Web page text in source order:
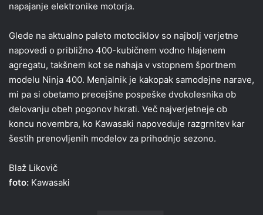
napajanje elektronike motorja.
Glede na aktualno paleto motociklov so najbolj verjetne
napovedi o približno 400-kubičnem vodno hlajenem
agregatu, takšnem kot se nahaja v vstopnem športnem
modelu Ninja 400. Menjalnik je kakopak samodejne narave,
mi pa si obetamo precejšne pospeške dvokolesnika ob
delovanju obeh pogonov hkrati. Več najverjetneje ob
koncu novembra, ko Kawasaki napoveduje razgrnitev kar
šestih prenovljenih modelov za prihodnjo sezono.
Blaž Likovič
foto: Kawasaki